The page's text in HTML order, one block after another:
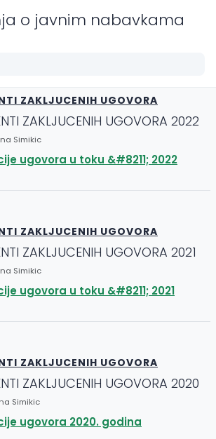
o javnim nabavkama
ZAKLJUCENIH UGOVORA
ZAKLJUCENIH UGOVORA 2022
Simikic
ugovora u toku &#8211; 2022
ZAKLJUCENIH UGOVORA
ZAKLJUCENIH UGOVORA 2021
Simikic
ugovora u toku &#8211; 2021
ZAKLJUCENIH UGOVORA
ZAKLJUCENIH UGOVORA 2020
Simikic
ugovora 2020. godina